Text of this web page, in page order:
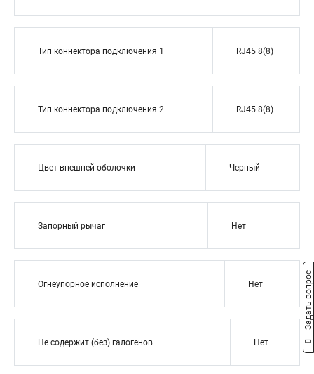
Тип коннектора подключения 1 RJ45 8(8)
Тип коннектора подключения 2 RJ45 8(8)
Цвет внешней оболочки Черный
Запорный рычаг Нет
Огнеупорное исполнение Нет
Не содержит (без) галогенов Нет
Задать вопрос